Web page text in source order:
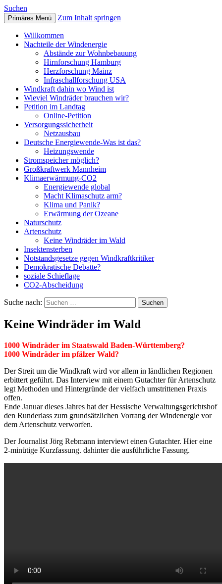
mannheim-windkraft
Suchen
Primäres Menü Zum Inhalt springen
Willkommen
Nachteile der Windenergie
Abstände zur Wohnbebauung
Hirnforschung Hamburg
Herzforschung Mainz
Infraschallforschung USA
Windkraft dahin wo Wind ist
Wieviel Windräder brauchen wir?
Petition im Landtag
Online-Petition
Versorgungssicherheit
Netzausbau
Deutsche Energiewende-Was ist das?
Heizungswende
Stromspeicher möglich?
Großkraftwerk Mannheim
Klimaerwärmung-CO2
Energiewende global
Macht Klimaschutz arm?
Klima und Panik?
Erwärmung der Ozeane
Naturschutz
Artenschutz
Keine Windräder im Wald
Insektensterben
Notstandsgesetze gegen Windkraftkritiker
Demokratische Debatte?
soziale Schieflage
CO2-Abscheidung
Suche nach:
Keine Windräder im Wald
1000 Windräder im Staatswald Baden-Württemberg?
1000 Windräder im pfälzer Wald?
Der Streit um die Windkraft wird vor allem in ländlichen Regionen
erbittert geführt. Das Interview mit einem Gutachter für Artenschutz
legt Methoden und Hintergründe der vielfach umstrittenen Praxis
offen.
Ende Januar dieses Jahres hat der Hessische Verwaltungsgerichtshof
den Runderlass zum grundsätzlichen Vorrang der Windenergie vor
dem Artenschutz verworfen.
Der Journalist Jörg Rebmann interviewt einen Gutachter. Hier eine
2-minütige Kurzfassung. dahinter die ausführliche Fassung.